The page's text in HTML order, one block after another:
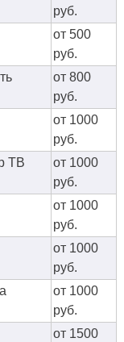
руб.
от 500
руб.
от 800
руб.
от 1000
руб.
ТВ
от 1000
руб.
от 1000
руб.
от 1000
руб.
от 1000
руб.
от 1500